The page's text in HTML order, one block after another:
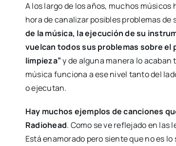
A los largo de los años, muchos
hora de canalizar posibles problemas de
de la música, la ejecución de su
vuelcan todos sus problemas sobre el
limpieza”y de alguna manera lo
música funciona a ese nivel tanto del
o ejecutan.
Hay muchos ejemplos de canciones
Radiohead. Como se ve reflejado en
Está enamorado pero siente que no es